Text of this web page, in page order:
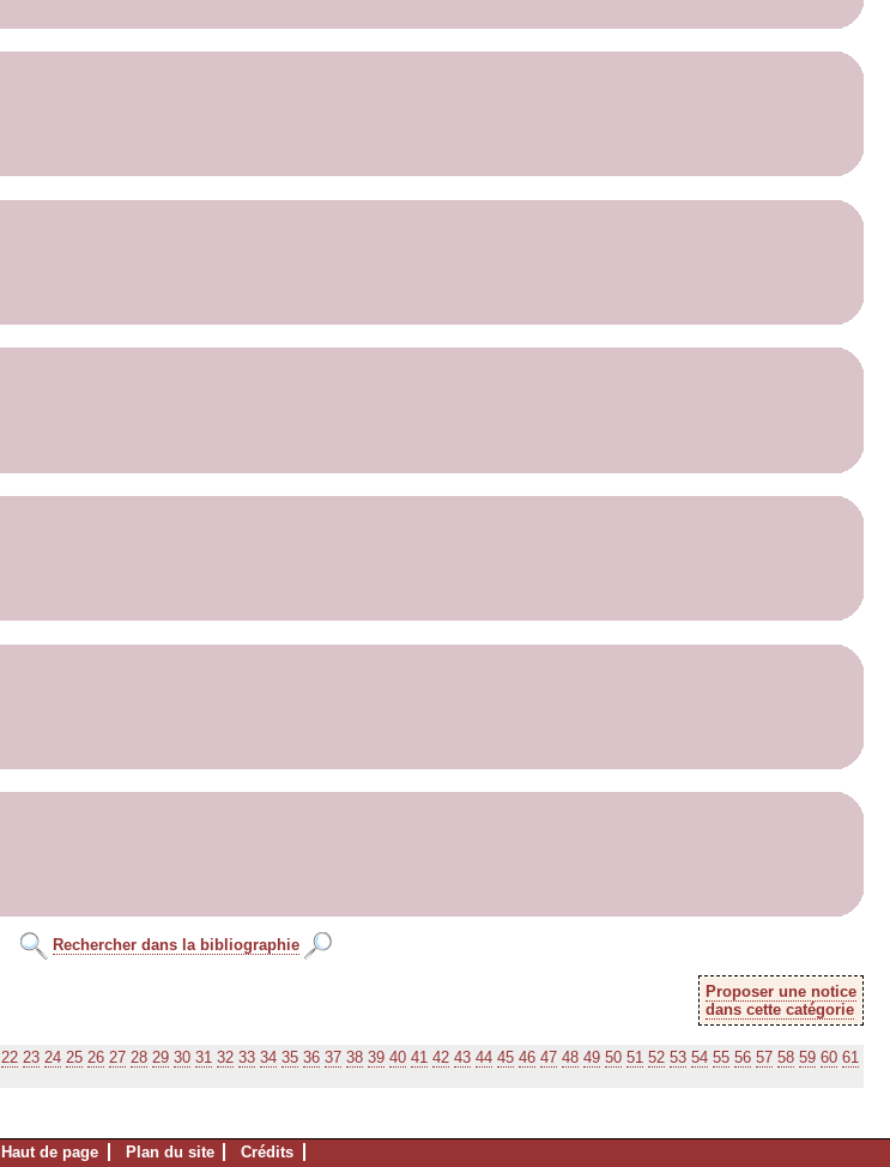
Rechercher dans la bibliographie
Proposer une notice
dans cette catégorie
22 23 24 25 26 27 28 29 30 31 32 33 34 35 36 37 38 39 40 41 42 43 44 45 46 47 48 49 50 51 52 53 54 55 56 57 58 59 60 61
Haut de page Plan du site Crédits